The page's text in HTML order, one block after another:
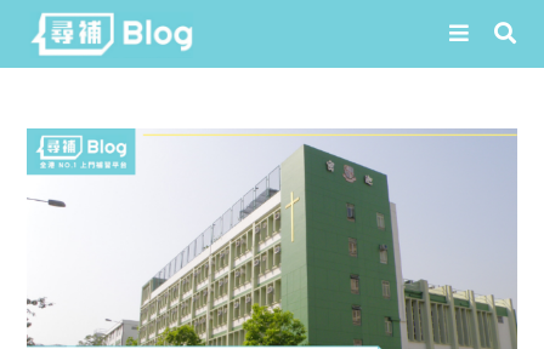
content